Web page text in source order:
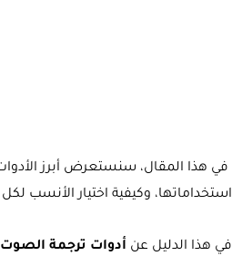
في هذا المقال، سنستعرض أبرز
استخداماتها، وكيفية اختيار الأنسب
في هذا الدليل عن أدوات ترجمة الصوت